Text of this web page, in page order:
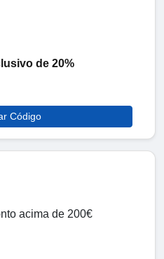
de 20%
Código